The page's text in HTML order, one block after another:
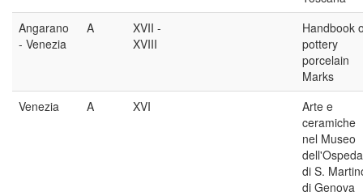
Angarano
- Venezia
A
XVII -
XVIII
Handbook
pottery
porcelain
Marks
Venezia
A XVI
Arte e
ceramiche
nel Museo
di S.
di Genova